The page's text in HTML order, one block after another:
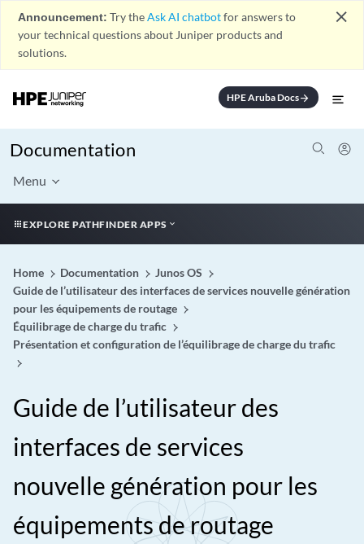
Announcement: Try theAsk AI chatbotfor answers to
your technical questions about Juniper products and
solutions.
close
HPE Aruba Docsarrow_forward
Documentation
Menu
EXPLORE PATHFINDER APPS
Home Documentation
Junos OS
Guide de l’utilisateur des interfaces de services nouvelle génération
pour les équipements de routage
Équilibrage de charge du trafic
Présentation et configuration de l’équilibrage de charge du trafic
Guide de l’utilisateur des
interfaces de services
nouvelle génération pour les
équipements de routage